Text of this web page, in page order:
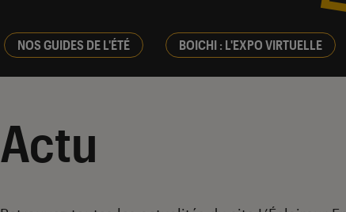
NOS GUIDES DE L'ÉTÉ BOICHI : L'EXPO VIRTUELLE
Actu